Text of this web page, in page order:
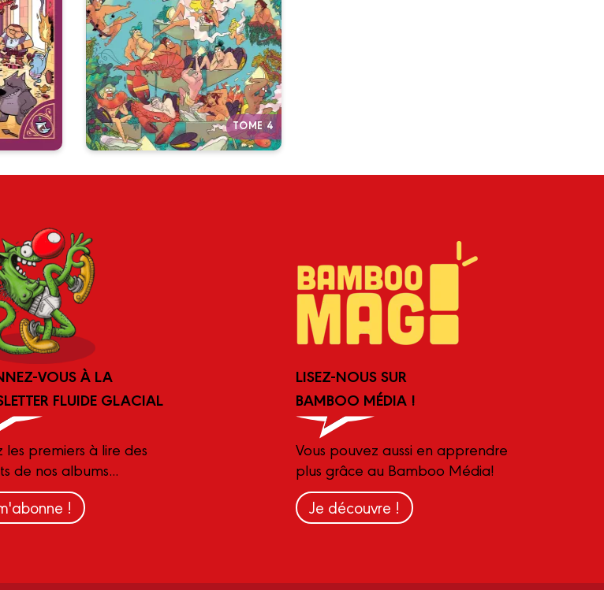
:
?! « Cet
si on
voir
HANS
« C’est
LUCAS
TOME 4
Date de parution :
04/05/2022
Avec l'Institut Fluide Glacial,
découvrez la folie des
nouveaux auteurs qui
constituent la relève de l'Umour
moderne !
Autres tomes
VOUS À LA
FLUIDE GLACIAL
les premiers à lire des
de nos albums...
!
LISEZ-NOUS SUR
BAMBOO MÉDIA !
Vous pouvez aussi en apprendre
plus grâce au Bamboo Média!
Je découvre !